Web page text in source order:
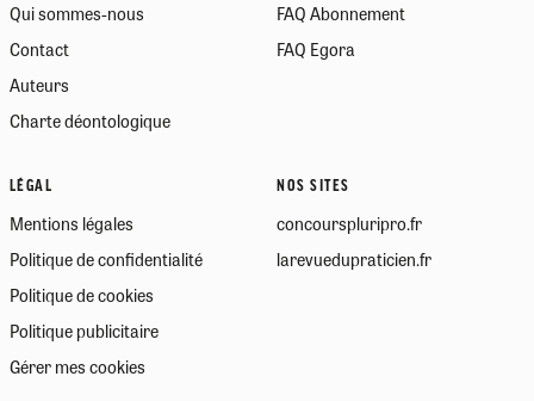
Qui sommes-nous
Contact
Auteurs
Charte déontologique
FAQ Abonnement
FAQ Egora
LÉGAL
Mentions légales
Politique de confidentialité
Politique de cookies
Politique publicitaire
Gérer mes cookies
NOS SITES
concourspluripro.fr
larevuedupraticien.fr